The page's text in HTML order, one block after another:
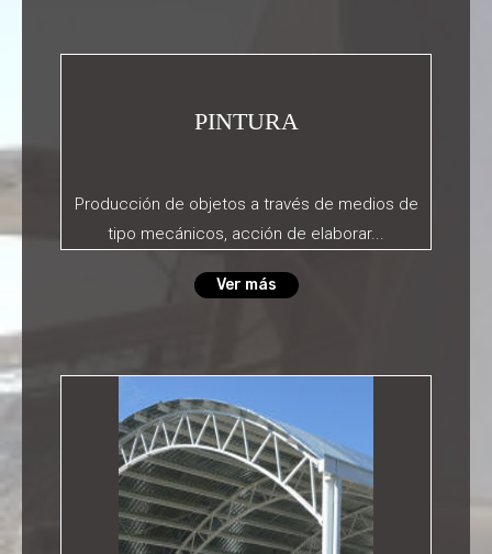
PINTURA
Producción de objetos a través de medios de
tipo mecánicos, acción de elaborar...
Ver más